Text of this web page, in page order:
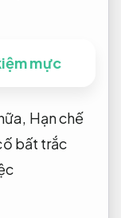
mực
Hạn chế
bất trắc